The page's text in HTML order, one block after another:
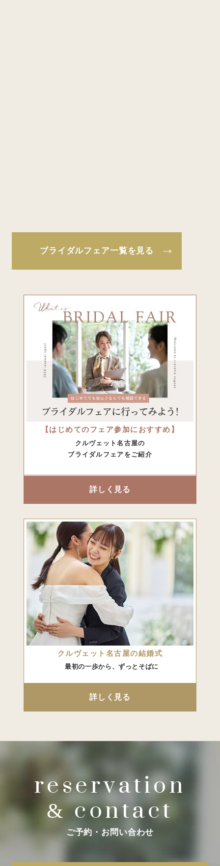
ブライダルフェア一覧を見る
【はじめてのフェア参加におすすめ】
クルヴェット名古屋の
ブライダルフェアをご紹介
詳しく見る
クルヴェット名古屋の結婚式
最初の一歩から、ずっとそばに
詳しく見る
reservation
&contact
ご予約・お問い合わせ